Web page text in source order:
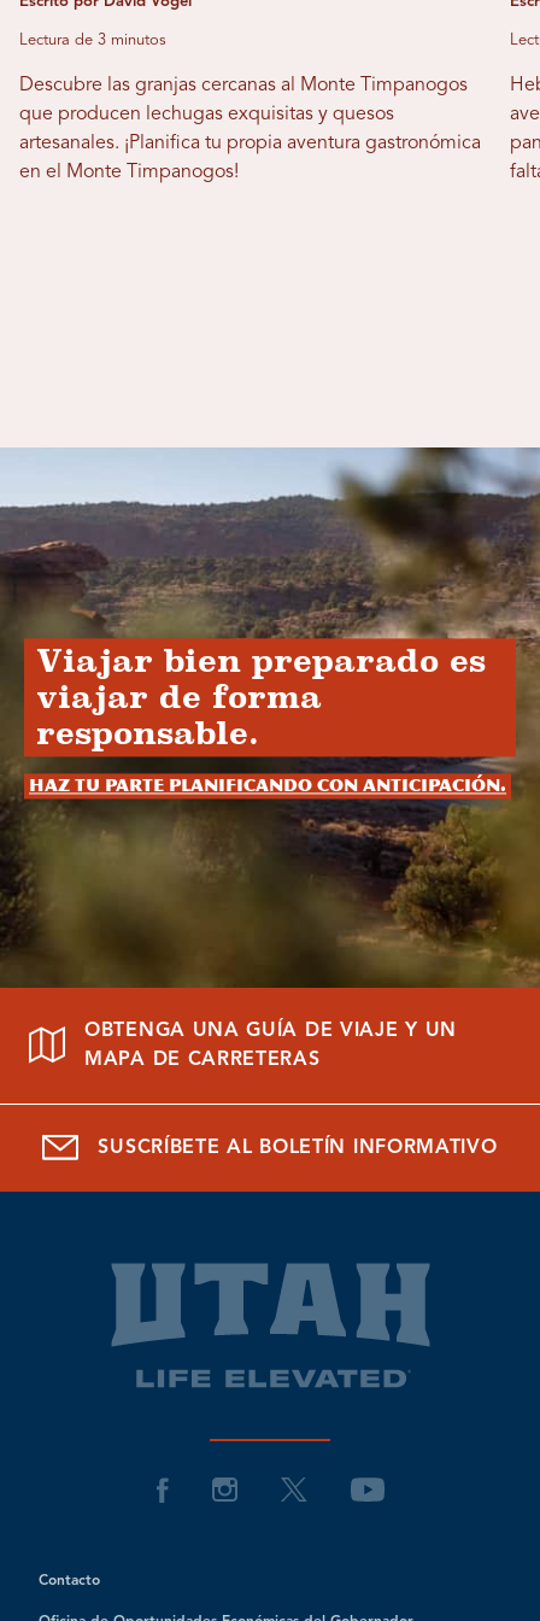
Lectura de 3 minutos
Descubre las granjas cercanas al Monte Timpanogos
que producen lechugas exquisitas y quesos
artesanales. ¡Planifica tu propia aventura gastronómica
en el Monte Timpanogos!
Viajar bien preparado es
viajar de forma
responsable.
Haz tu parte planificando con anticipación.
OBTENGA UNA GUÍA DE VIAJE Y UN
MAPA DE CARRETERAS
SUSCRÍBETE AL BOLETÍN INFORMATIVO
Contacto